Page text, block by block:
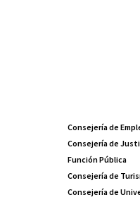
Consejería de
Consejería de
Función Pública
Consejería de
Consejería de